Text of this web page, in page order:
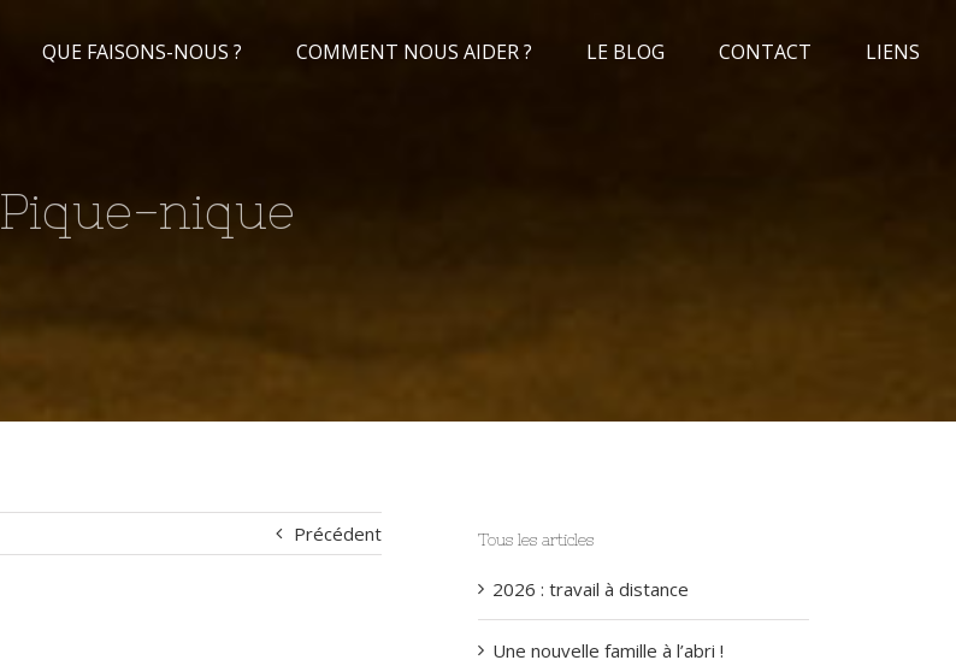
QUE FAISONS-NOUS ? COMMENT NOUS AIDER ? LE BLOG CONTACT LIENS
Pique-nique
Précédent Tous les articles
2026 : travail à distance
Une nouvelle famille à l’abri !